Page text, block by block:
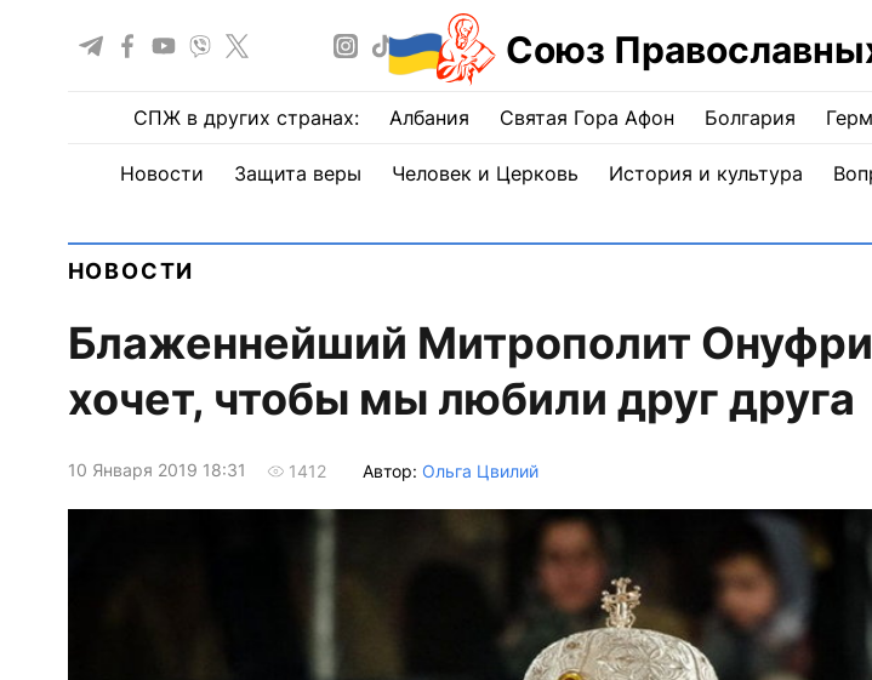
Союз
СПЖ в других странах: Албания Святая Гора Афон Болгария
Новости Защита веры Человек и Церковь История и культура
НОВОСТИ
Блаженнейший Митрополит
хочет, чтобы мы любили друг друга
10 Января 2019 18:31 1412 Автор: Ольга Цвилий